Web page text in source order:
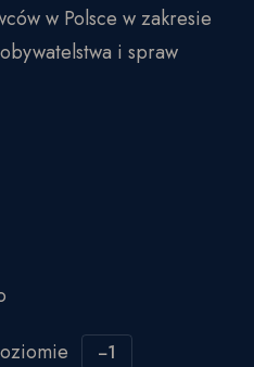
w Polsce w zakresie
i spraw
−1